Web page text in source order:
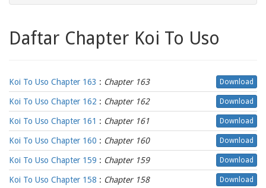
Daftar Chapter Koi To Uso
Koi To Uso Chapter 163 : Chapter 163 Download
Koi To Uso Chapter 162 : Chapter 162 Download
Koi To Uso Chapter 161 : Chapter 161 Download
Koi To Uso Chapter 160 : Chapter 160 Download
Koi To Uso Chapter 159 : Chapter 159 Download
Koi To Uso Chapter 158 : Chapter 158 Download